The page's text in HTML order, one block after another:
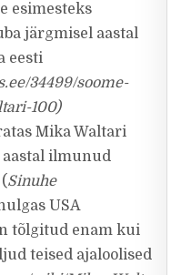
esimesteks
järgmisel aastal
eesti
34499/soome-
100)
Mika Waltari
aastal ilmunud
Sinuhe
USA
tõlgitud enam kui
teised ajaloolised